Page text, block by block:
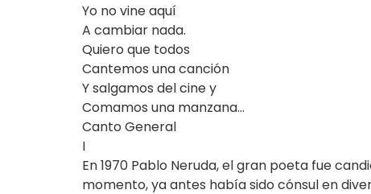
Yo no vine aquí
A cambiar nada.
Quiero que todos
Cantemos una canción
Y salgamos del cine y
Comamos una manzana…
Canto General
I
En 1970 Pablo Neruda, el gran poeta fue
momento, ya antes había sido cónsul en